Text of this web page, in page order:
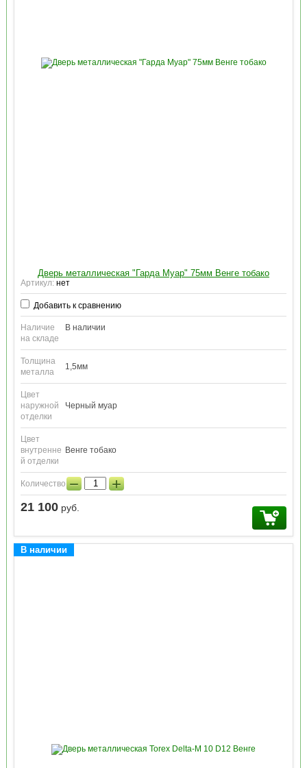
Дверь металлическая "Гарда Муар" 75мм Венге тобако
Артикул: нет
Добавить к сравнению
Наличие
на складе
В наличии
Толщина
металла
1,5мм
Цвет
наружной
отделки
Черный муар
Цвет
внутренне
й отделки
Венге тобако
Количество:− +
21 100 руб.
В наличии